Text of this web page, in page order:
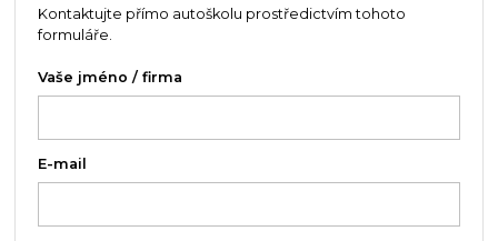
Kontaktujte přímo autoškolu prostředictvím tohoto
formuláře.
Vaše jméno / firma
E-mail